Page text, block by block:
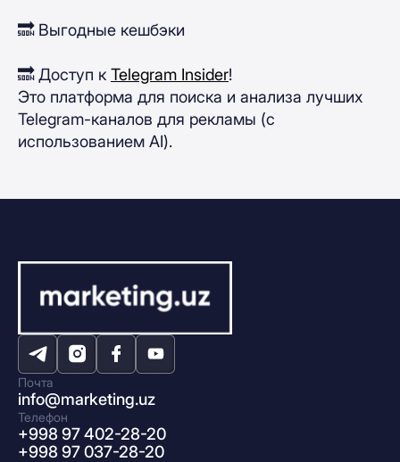
🔜 Выгодные кешбэки
🔜 Доступ к Telegram Insider!
Это платформа для поиска и анализа лучших
Telegram-каналов для рекламы (с
использованием AI).
Почта
info@marketing.uz
Телефон
+998 97 402-28-20
+998 97 037-28-20